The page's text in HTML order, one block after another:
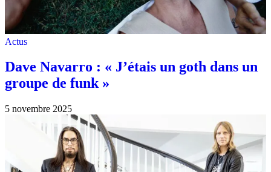
Actus
Dave Navarro : « J’étais un goth dans un
groupe de funk »
5 novembre 2025